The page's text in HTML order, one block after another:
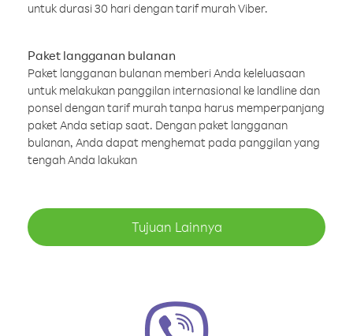
untuk durasi 30 hari dengan tarif murah Viber.
Paket langganan bulanan
Paket langganan bulanan memberi Anda keleluasaan
untuk melakukan panggilan internasional ke landline dan
ponsel dengan tarif murah tanpa harus memperpanjang
paket Anda setiap saat. Dengan paket langganan
bulanan, Anda dapat menghemat pada panggilan yang
tengah Anda lakukan
Tujuan Lainnya